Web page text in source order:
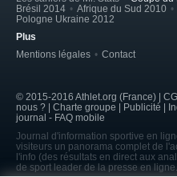
Brésil 2014
Afrique du Sud 2010
Pologne Ukraine 2012
Plus
Mentions légales
Contact
© 2015-2016 Athlet.org (France) |
nous ? | Charte groupe | Publicité |
journal - FAQ mobile
Journal d'information sportive en
visiteurs un panorama complet de
l'info (des résultats en direct aux
de sport leader de la presse en ligne.